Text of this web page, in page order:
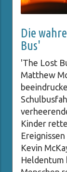
Die
Bus'
'The Lost
Matthew
Kinder
Kevin
Heldentum